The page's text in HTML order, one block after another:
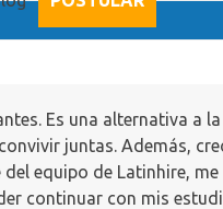
Es una alternativa a
juntas. Además,
equipo de Latinhire,
continuar con mis